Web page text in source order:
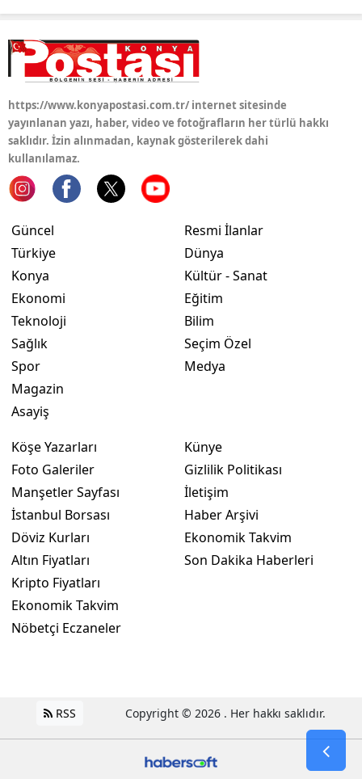
https://www.konyapostasi.com.tr/ internet sitesinde
yayınlanan yazı, haber, video ve fotoğrafların her türlü hakkı
saklıdır. İzin alınmadan, kaynak gösterilerek dahi
kullanılamaz.
Güncel
Türkiye
Konya
Ekonomi
Teknoloji
Sağlık
Spor
Magazin
Asayiş
Resmi İlanlar
Dünya
Kültür - Sanat
Eğitim
Bilim
Seçim Özel
Medya
Köşe Yazarları
Foto Galeriler
Manşetler Sayfası
İstanbul Borsası
Döviz Kurları
Altın Fiyatları
Kripto Fiyatları
Ekonomik Takvim
Nöbetçi Eczaneler
Künye
Gizlilik Politikası
İletişim
Haber Arşivi
Ekonomik Takvim
Son Dakika Haberleri
RSS Copyright © 2026 . Her hakkı saklıdır.